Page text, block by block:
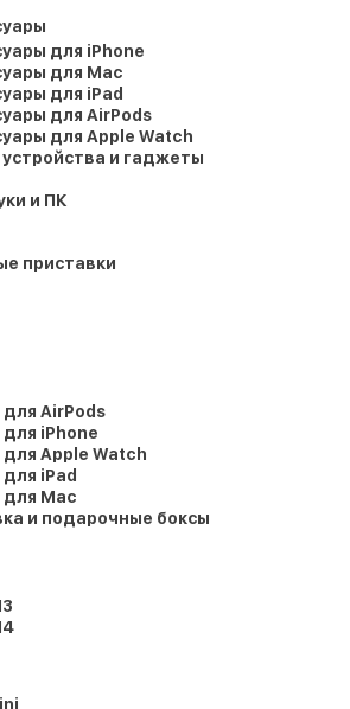
для iPhone
для Mac
для iPad
для AirPods
для Apple Watch
и гаджеты
и ПК
приставки
для AirPods
для iPhone
для Apple Watch
для iPad
для Mac
и подарочные боксы